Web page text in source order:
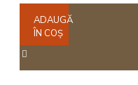
ADAUGĂ
ÎN COŞ